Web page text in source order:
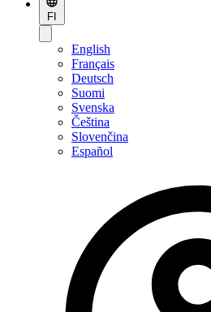
FI
English
Français
Deutsch
Suomi
Svenska
Čeština
Slovenčina
Español